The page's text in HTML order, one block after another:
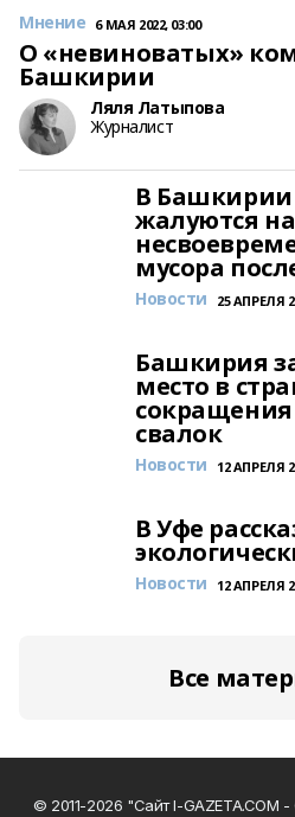
О «невиноватых»
Башкирии
Мнение 6 МАЯ 2022, 03:00
Ляля Латыпова
Журналист
В
жалуются на
мусора
Новости 25 АПРЕЛЯ
Башкирия
место в
свалок
Новости 12 АПРЕЛЯ
В Уфе
Новости 12 АПРЕЛЯ
Все
© 2011-2026 "Сайт I-GAZETA.COM